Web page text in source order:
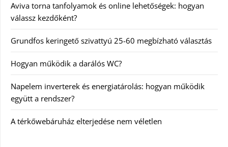
Aviva torna tanfolyamok és online lehetőségek: hogyan
válassz kezdőként?
Grundfos keringető szivattyú 25-60 megbízható választás
Hogyan működik a darálós WC?
Napelem inverterek és energiatárolás: hogyan működik
együtt a rendszer?
A térkőwebáruház elterjedése nem véletlen